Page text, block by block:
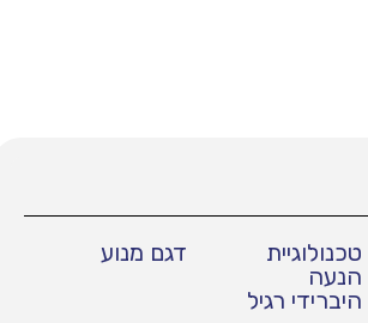
טכנולוגיית
הנעה
היברידי רגיל
דגם מנוע